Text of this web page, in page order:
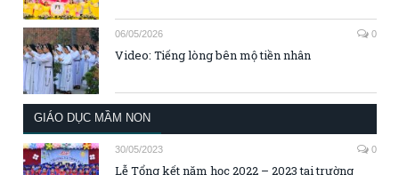
06/05/2026 0
Video: Tiếng lòng bên mộ tiền nhân
GIÁO DỤC MẦM NON
30/05/2023 0
Lễ Tổng kết năm học 2022 – 2023 tại trường